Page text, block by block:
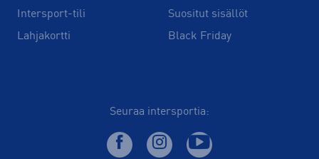
Intersport-tili
Lahjakortti
Suositut sisällöt
Black Friday
Seuraa intersportia: